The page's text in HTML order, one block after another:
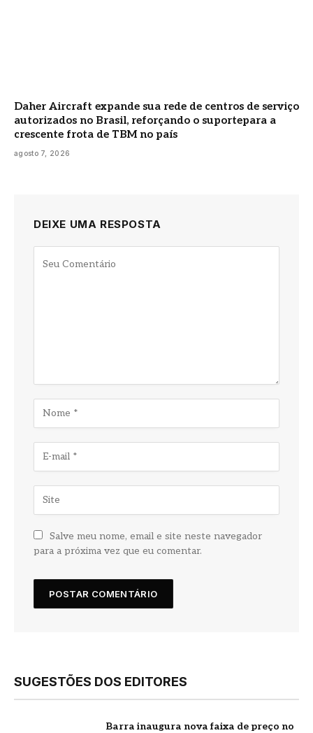
Daher Aircraft expande sua rede de centros de serviço
autorizados no Brasil, reforçando o suportepara a
crescente frota de TBM no país
agosto 7, 2026
DEIXE UMA RESPOSTA
Salve meu nome, email e site neste navegador
para a próxima vez que eu comentar.
SUGESTÕES DOS EDITORES
Barra inaugura nova faixa de preço no